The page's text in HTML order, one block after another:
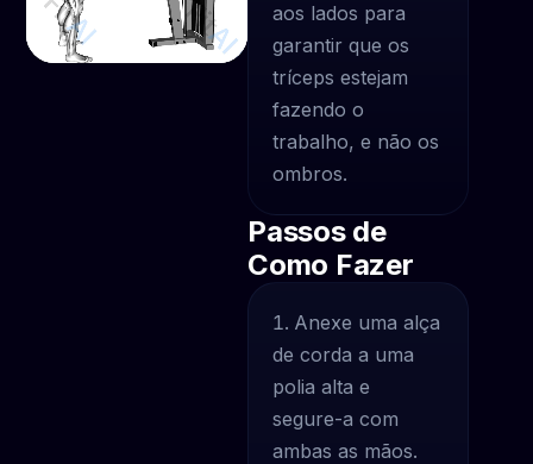
aos lados para
garantir que os
tríceps estejam
fazendo o
trabalho, e não os
ombros.
Passos de
Como Fazer
Anexe uma alça
de corda a uma
polia alta e
segure-a com
ambas as mãos.